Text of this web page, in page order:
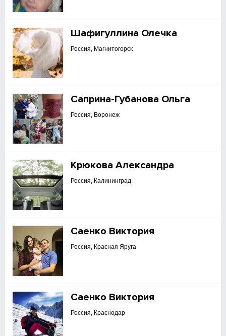
Шафигуллина Олечка
Россия, Магнитогорск
Саприна-Губанова Ольга
Россия, Воронеж
Крюкова Александра
Россия, Калининград
Саенко Виктория
Россия, Красная Яруга
Саенко Виктория
Россия, Краснодар